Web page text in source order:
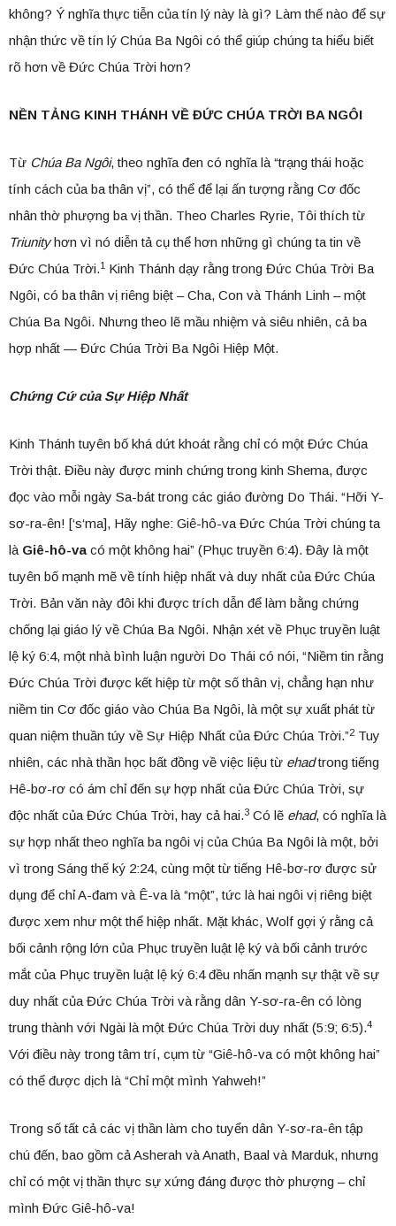
không? Ý nghĩa thực tiễn của tín lý này là gì? Làm thế nào để sự
nhận thức về tín lý Chúa Ba Ngôi có thể giúp chúng ta hiểu biết
rõ hơn về Đức Chúa Trời hơn?
NỀN TẢNG KINH THÁNH VỀ ĐỨC CHÚA TRỜI BA NGÔI
Từ Chúa Ba Ngôi, theo nghĩa đen có nghĩa là “trạng thái hoặc
tính cách của ba thân vị”, có thể để lại ấn tượng rằng Cơ đốc
nhân thờ phượng ba vị thần. Theo Charles Ryrie, Tôi thích từ
Triunityhơn vì nó diễn tả cụ thể hơn những gì chúng ta tin về
Đức Chúa Trời.1 Kinh Thánh dạy rằng trong Đức Chúa Trời Ba
Ngôi, có ba thân vị riêng biệt – Cha, Con và Thánh Linh – một
Chúa Ba Ngôi. Nhưng theo lẽ mầu nhiệm và siêu nhiên, cả ba
hợp nhất — Đức Chúa Trời Ba Ngôi Hiệp Một.
Chứng Cứ của Sự Hiệp Nhất
Kinh Thánh tuyên bố khá dứt khoát rằng chỉ có một Đức Chúa
Trời thật. Điều này được minh chứng trong kinh Shema, được
đọc vào mỗi ngày Sa-bát trong các giáo đường Do Thái. “Hỡi Y-
sơ-ra-ên! [‘s‘ma], Hãy nghe: Giê-hô-va Đức Chúa Trời chúng ta
là Giê-hô-va có một không hai” (Phục truyền 6:4). Đây là một
tuyên bố mạnh mẽ về tính hiệp nhất và duy nhất của Đức Chúa
Trời. Bản văn này đôi khi được trích dẫn để làm bằng chứng
chống lại giáo lý về Chúa Ba Ngôi. Nhận xét về Phục truyền luật
lệ ký 6:4, một nhà bình luận người Do Thái có nói, “Niềm tin rằng
Đức Chúa Trời được kết hiệp từ một số thân vị, chẳng hạn như
niềm tin Cơ đốc giáo vào Chúa Ba Ngôi, là một sự xuất phát từ
quan niệm thuần túy về Sự Hiệp Nhất của Đức Chúa Trời.”2 Tuy
nhiên, các nhà thần học bất đồng về việc liệu từ ehadtrong tiếng
Hê-bơ-rơ có ám chỉ đến sự hợp nhất của Đức Chúa Trời, sự
độc nhất của Đức Chúa Trời, hay cả hai.3 Có lẽ ehad, có nghĩa là
sự hợp nhất theo nghĩa ba ngôi vị của Chúa Ba Ngôi là một, bởi
vì trong Sáng thế ký 2:24, cùng một từ tiếng Hê-bơ-rơ được sử
dụng để chỉ A-đam và Ê-va là “một”, tức là hai ngôi vị riêng biệt
được xem như một thể hiệp nhất. Mặt khác, Wolf gợi ý rằng cả
bối cảnh rộng lớn của Phục truyền luật lệ ký và bối cảnh trước
mắt của Phục truyền luật lệ ký 6:4 đều nhấn mạnh sự thật về sự
duy nhất của Đức Chúa Trời và rằng dân Y-sơ-ra-ên có lòng
trung thành với Ngài là một Đức Chúa Trời duy nhất (5:9; 6:5).4
Với điều này trong tâm trí, cụm từ “Giê-hô-va có một không hai”
có thể được dịch là “Chỉ một mình Yahweh!”
Trong số tất cả các vị thần làm cho tuyển dân Y-sơ-ra-ên tập
chú đến, bao gồm cả Asherah và Anath, Baal và Marduk, nhưng
chỉ có một vị thần thực sự xứng đáng được thờ phượng – chỉ
mình Đức Giê-hô-va!